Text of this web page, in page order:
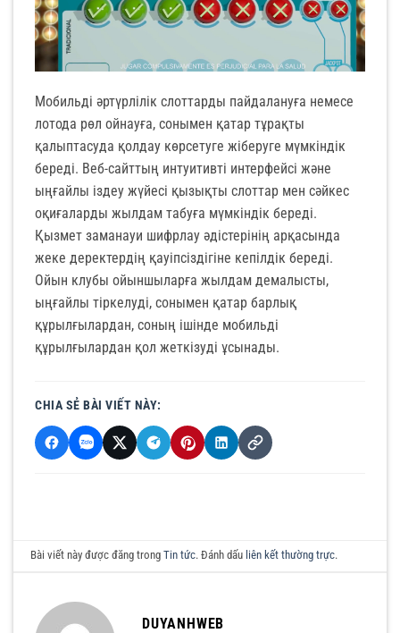
Мобильді әртүрлілік слоттарды пайдалануға немесе
лотода рөл ойнауға, сонымен қатар тұрақты
қалыптасуда қолдау көрсетуге жіберуге мүмкіндік
береді. Веб-сайттың интуитивті интерфейсі және
ыңғайлы іздеу жүйесі қызықты слоттар мен сәйкес
оқиғаларды жылдам табуға мүмкіндік береді.
Қызмет заманауи шифрлау әдістерінің арқасында
жеке деректердің қауіпсіздігіне кепілдік береді.
Ойын клубы ойыншыларға жылдам демалысты,
ыңғайлы тіркелуді, сонымен қатар барлық
құрылғылардан, соның ішінде мобильді
құрылғылардан қол жеткізуді ұсынады.
CHIA SẺ BÀI VIẾT NÀY:
Bài viết này được đăng trongTin tức. Đánh dấu liên kết thường trực.
DUYANHWEB